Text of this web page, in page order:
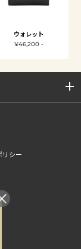
ウォレット
¥46,200 -
リシー